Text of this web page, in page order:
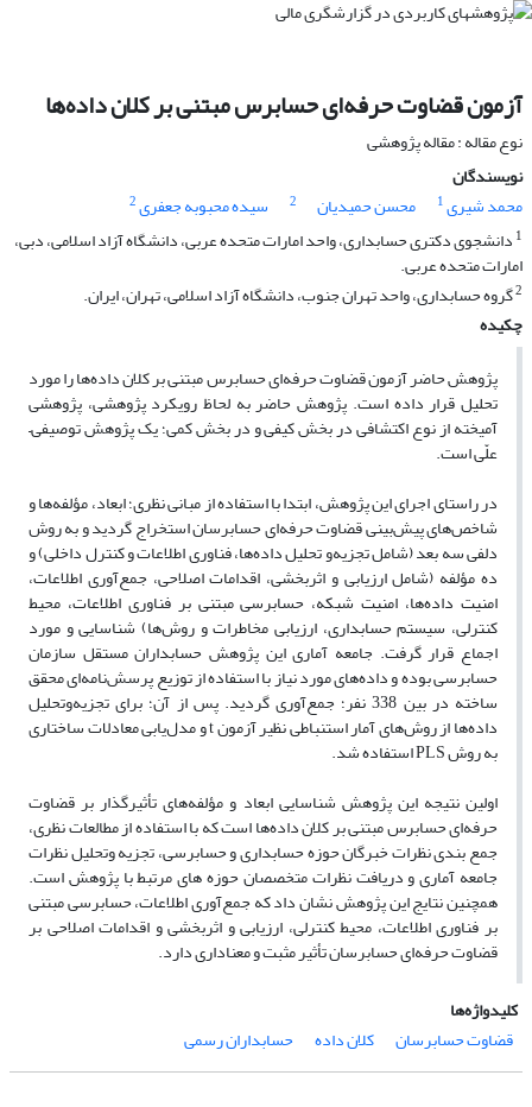
آزمون قضاوت حرفه‌ای حسابرس مبتنی بر کلان داده‌ها
نوع مقاله : مقاله پژوهشی
نویسندگان
محمد شیری1 محسن حمیدیان 2 سیده محبوبه جعفری2
1 دانشجوی دکتری حسابداری، واحد امارات متحده عربی، دانشگاه آزاد اسلامی، دبی،
امارات متحده عربی.
2گروه حسابداری، واحد تهران جنوب، دانشگاه آزاد اسلامی، تهران، ایران.
چکیده
پژوهش حاضر آزمون قضاوت حرفه‌ای حسابرس مبتنی بر کلان داده‌ها را ‌مورد
تحلیل قرار داده است. پژوهش حاضر به لحاظ رویکرد پژوهشی، پژوهشی
آمیخته از نوع اکتشافی در بخش کیفی و در بخش کمی؛ یک پژوهش توصیفی–
علّی است.
در راستای اجرای این پژوهش، ابتدا با استفاده از مبانی نظری؛ ابعاد، مؤلفه‌ها و
شاخص‌های پیش‌بینی قضاوت حرفه‌ای حسابرسان استخراج گردید و به روش
دلفی سه بعد (‌شامل تجزیه‌و تحلیل داده‌ها، فناوری اطلاعات و کنترل داخلی) و
ده مؤلفه (شامل ارزیابی و اثربخشی، اقدامات اصلاحی، جمع‌آوری اطلاعات،
امنیت داده‌ها‌، امنیت شبکه‌، حسابرسی مبتنی بر فناوری اطلاعات، محیط
کنترلی، سیستم حسابداری‌، ارزیابی مخاطرات و روش‌ها) شناسایی و مورد
اجماع قرار گرفت. جامعه آماری این پژوهش حسابداران مستقل سازمان
حسابرسی بوده و داده‌های مورد نیاز با استفاده از توزیع پرسش‌نامه‌ای محقق
ساخته در بین 338 نفر؛ جمع‌آوری گردید. پس از آن؛ برای تجزیه‌وتحلیل
داده‌ها از روش‌‌های آمار استنباطی نظیر آزمون t و مدل‌یابی معادلات ساختاری
به روش PLS استفاده شد‌.
اولین نتیجه این پژوهش شناسایی ابعاد و مؤلفه‌های تأثیرگذار بر قضاوت
حرفه‌ای حسابرس مبتنی بر کلان داده‌ها است که با استفاده از مطالعات نظری،
جمع‌ بندی نظرات خبرگان حوزه حسابداری و حسابرسی، تجزیه وتحلیل نظرات
جامعه آماری و دریافت نظرات متخصصان حوزه های مرتبط با پژوهش است‌.
همچنین نتایج این پژوهش نشان داد که جمع‌آوری اطلاعات، حسابرسی مبتنی
بر فناوری اطلاعات، محیط کنترلی، ارزیابی و اثربخشی و اقدامات اصلاحی بر
قضاوت حرفه‌ای حسابرسان تأثیر مثبت و معناداری دارد.
کلیدواژه‌ها
قضاوت حسابرسان
کلان داده حسابداران رسمی